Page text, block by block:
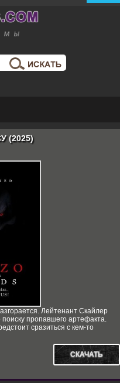
(2025)
Лейтенант Скайлер
пропавшего артефакта.
сразиться с кем-то
СКАЧАТЬ